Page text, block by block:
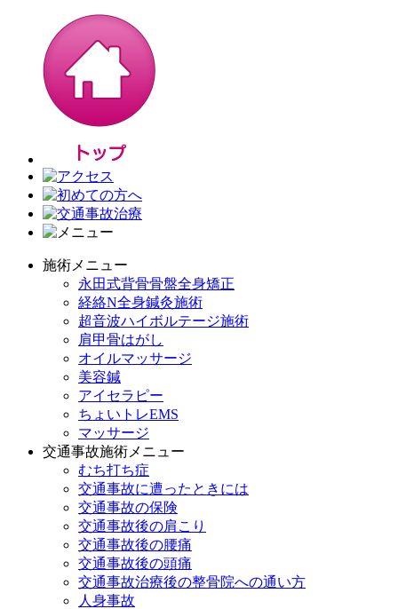
施術メニュー
永田式背骨骨盤全身矯正
経絡N全身鍼灸施術
超音波ハイボルテージ施術
肩甲骨はがし
オイルマッサージ
美容鍼
アイセラピー
ちょいトレEMS
マッサージ
交通事故施術メニュー
むち打ち症
交通事故に遭ったときには
交通事故の保険
交通事故後の肩こり
交通事故後の腰痛
交通事故後の頭痛
交通事故治療後の整骨院への通い方
人身事故